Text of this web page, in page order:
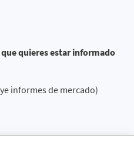
quieres estar informado
informes de mercado)